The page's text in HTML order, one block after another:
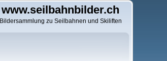
www.seilbahnbilder.ch
Bildersammlung zu Seilbahnen und Skiliften